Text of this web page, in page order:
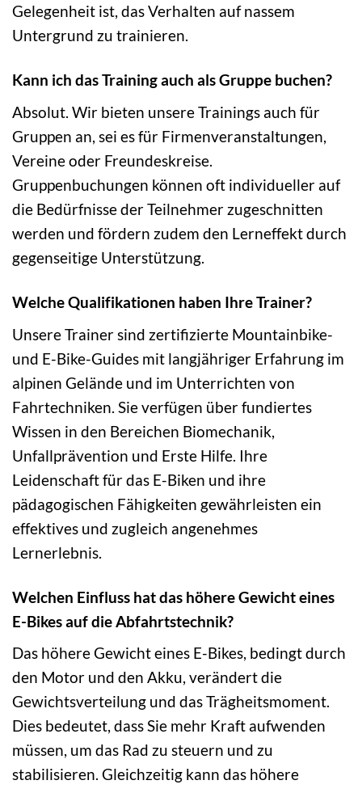
Gelegenheit ist, das Verhalten auf nassem
Untergrund zu trainieren.
Kann ich das Training auch als Gruppe buchen?
Absolut. Wir bieten unsere Trainings auch für
Gruppen an, sei es für Firmenveranstaltungen,
Vereine oder Freundeskreise.
Gruppenbuchungen können oft individueller auf
die Bedürfnisse der Teilnehmer zugeschnitten
werden und fördern zudem den Lerneffekt durch
gegenseitige Unterstützung.
Welche Qualifikationen haben Ihre Trainer?
Unsere Trainer sind zertifizierte Mountainbike-
und E-Bike-Guides mit langjähriger Erfahrung im
alpinen Gelände und im Unterrichten von
Fahrtechniken. Sie verfügen über fundiertes
Wissen in den Bereichen Biomechanik,
Unfallprävention und Erste Hilfe. Ihre
Leidenschaft für das E-Biken und ihre
pädagogischen Fähigkeiten gewährleisten ein
effektives und zugleich angenehmes
Lernerlebnis.
Welchen Einfluss hat das höhere Gewicht eines
E-Bikes auf die Abfahrtstechnik?
Das höhere Gewicht eines E-Bikes, bedingt durch
den Motor und den Akku, verändert die
Gewichtsverteilung und das Trägheitsmoment.
Dies bedeutet, dass Sie mehr Kraft aufwenden
müssen, um das Rad zu steuern und zu
stabilisieren. Gleichzeitig kann das höhere